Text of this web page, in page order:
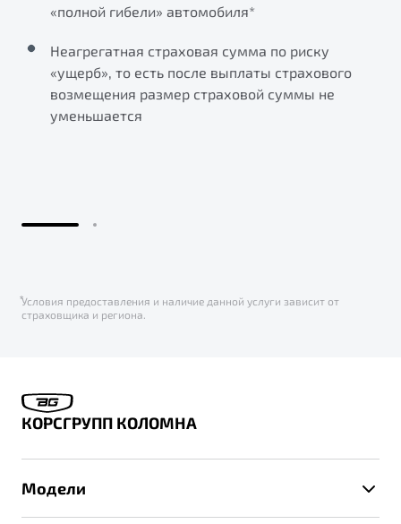
«полной гибели» автомобиля*
Неагрегатная страховая сумма по риску
«ущерб», то есть после выплаты страхового
возмещения размер страховой суммы не
уменьшается
⃰Условия предоставления и наличие данной услуги зависит от
страховщика и региона.
КОРСГРУПП КОЛОМНА
Модели